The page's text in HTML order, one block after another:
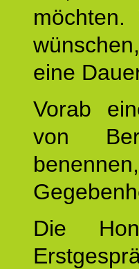
möchten.
eine
Vorab
von
Die